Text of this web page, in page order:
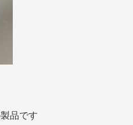
品です